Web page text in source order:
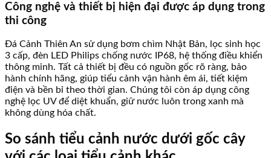
Công nghệ và thiết bị hiện đại được áp dụng trong
thi công
Đá Cảnh Thiên An sử dụng bơm chìm Nhật Bản, lọc sinh học
3 cấp, đèn LED Philips chống nước IP68, hệ thống điều khiển
thông minh. Tất cả thiết bị đều có nguồn gốc rõ ràng, bảo
hành chính hãng, giúp tiểu cảnh vận hành êm ái, tiết kiệm
điện và bền bỉ theo thời gian. Chúng tôi còn áp dụng công
nghệ lọc UV để diệt khuẩn, giữ nước luôn trong xanh mà
không dùng hóa chất.
So sánh tiểu cảnh nước dưới gốc cây